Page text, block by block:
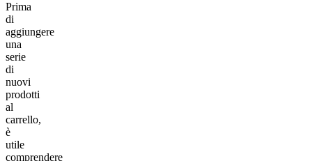
Prima
di
aggiungere
una
serie
di
nuovi
prodotti
al
carrello,
è
utile
comprendere